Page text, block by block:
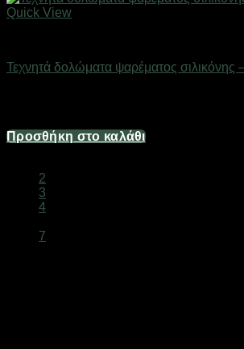
Quick View
Τεχνητά δολώματα ψαρέματος
Προσθήκη στο καλάθι
2
3
4
7